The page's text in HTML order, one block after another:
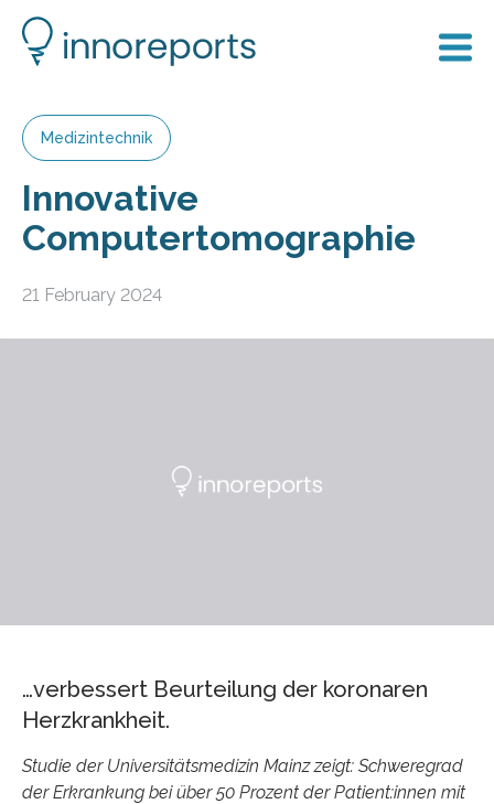
Medizintechnik
Innovative
Computertomographie
21 February 2024
…verbessert Beurteilung der koronaren
Herzkrankheit.
Studie der Universitätsmedizin Mainz zeigt: Schweregrad
der Erkrankung bei über 50 Prozent der Patient:innen mit